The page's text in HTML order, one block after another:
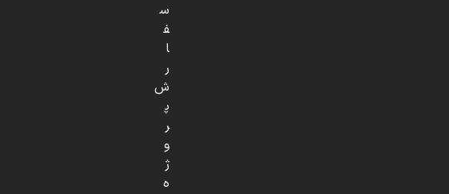
س
ف
ا
ر
ش
پ
ر
و
ژ
ه